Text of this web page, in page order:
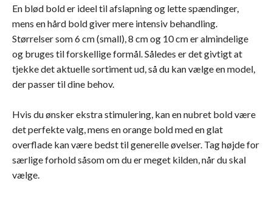
En blød bold er ideel til afslapning og lette spændinger,
mens en hård bold giver mere intensiv behandling.
Størrelser som 6 cm (small), 8 cm og 10 cm er almindelige
og bruges til forskellige formål. Således er det givtigt at
tjekke det aktuelle sortiment ud, så du kan vælge en model,
der passer til dine behov.
Hvis du ønsker ekstra stimulering, kan en nubret bold være
det perfekte valg, mens en orange bold med en glat
overflade kan være bedst til generelle øvelser. Tag højde for
særlige forhold såsom om du er meget kilden, når du skal
vælge.